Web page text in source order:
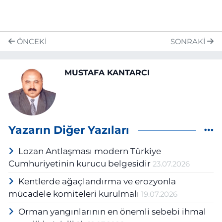
ÖNCEKI SONRAKI
MUSTAFA KANTARCI
Yazarın Diğer Yazıları
Lozan Antlaşması modern Türkiye
Cumhuriyetinin kurucu belgesidir 23.07.2026
Kentlerde ağaçlandırma ve erozyonla
mücadele komiteleri kurulmalı 19.07.2026
Orman yangınlarının en önemli sebebi ihmal